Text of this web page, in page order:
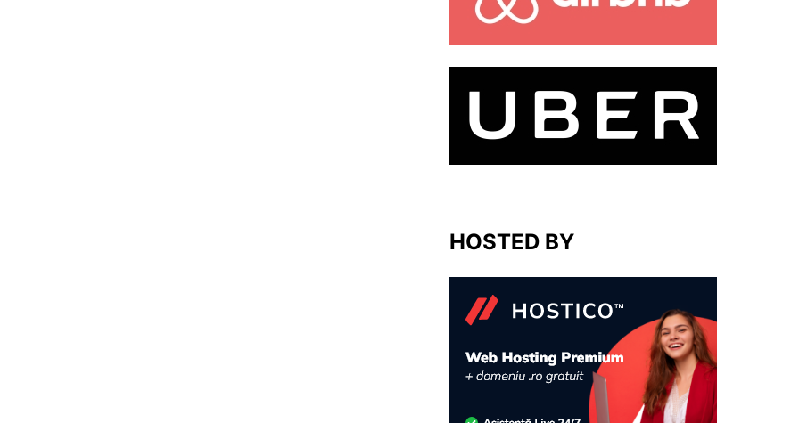
HOSTED BY